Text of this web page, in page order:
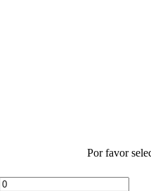
Por favor